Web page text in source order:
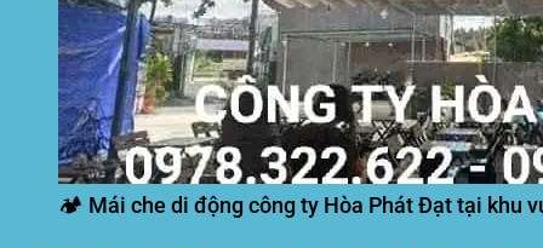
🏕️ Mái che di động công ty Hòa Phát Đạt tại khu